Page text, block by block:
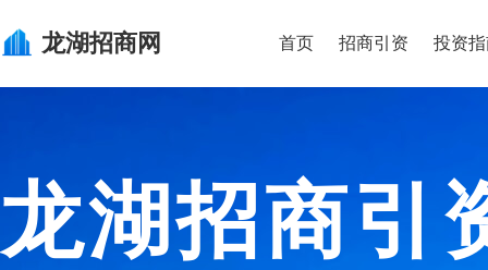
龙湖招商网 首页 招商引资 投资
龙湖招商引